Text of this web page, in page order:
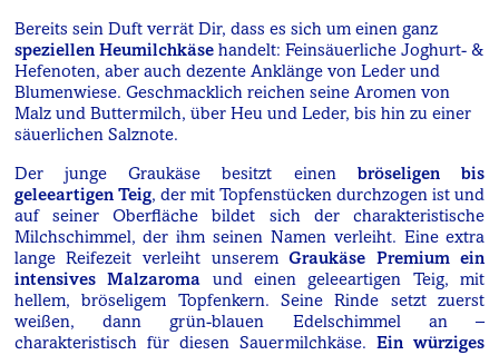
Bereits sein Duft verrät Dir, dass es sich um einen ganz
speziellen Heumilchkäsehandelt: Feinsäuerliche Joghurt- &
Hefenoten, aber auch dezente Anklänge von Leder und
Blumenwiese. Geschmacklich reichen seine Aromen von
Malz und Buttermilch, über Heu und Leder, bis hin zu einer
säuerlichen Salznote.
Der junge Graukäse besitzt einenbröseligen bis
geleeartigen Teig, der mit Topfenstücken durchzogen ist und
auf seiner Oberfläche bildet sich der charakteristische
Milchschimmel, der ihm seinen Namen verleiht. Eine extra
lange Reifezeit verleiht unseremGraukäse Premium ein
intensives Malzaroma und einen geleeartigen Teig, mit
hellem, bröseligem Topfenkern. Seine Rinde setzt zuerst
weißen, dann grün-blauen Edelschimmel an –
charakteristisch für diesen Sauermilchkäse.Ein würziges